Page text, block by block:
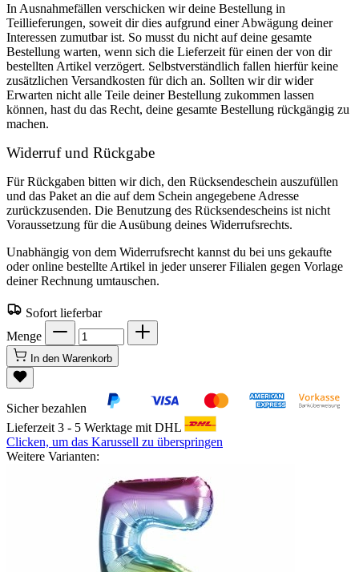
In Ausnahmefällen verschicken wir deine Bestellung in
Teillieferungen, soweit dir dies aufgrund einer Abwägung deiner
Interessen zumutbar ist. So musst du nicht auf deine gesamte
Bestellung warten, wenn sich die Lieferzeit für einen der von dir
bestellten Artikel verzögert. Selbstverständlich fallen hierfür keine
zusätzlichen Versandkosten für dich an. Sollten wir dir wider
Erwarten nicht alle Teile deiner Bestellung zukommen lassen
können, hast du das Recht, deine gesamte Bestellung rückgängig zu
machen.
Widerruf und Rückgabe
Für Rückgaben bitten wir dich, den Rücksendeschein auszufüllen
und das Paket an die auf dem Schein angegebene Adresse
zurückzusenden. Die Benutzung des Rücksendescheins ist nicht
Voraussetzung für die Ausübung deines Widerrufsrechts.
Unabhängig von dem Widerrufsrecht kannst du bei uns gekaufte
oder online bestellte Artikel in jeder unserer Filialen gegen Vorlage
deiner Rechnung umtauschen.
Sofort lieferbar
Menge
In den Warenkorb
Sicher bezahlen
Lieferzeit 3 - 5 Werktage mit DHL
Clicken, um das Karussell zu überspringen
Weitere Varianten: